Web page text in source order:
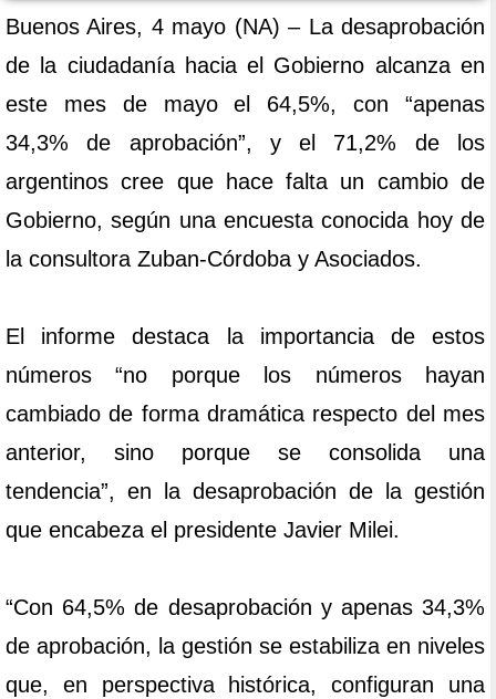
Buenos Aires, 4 mayo (NA) – La desaprobación
de la ciudadanía hacia el Gobierno alcanza en
este mes de mayo el 64,5%, con “apenas
34,3% de aprobación”, y el 71,2% de los
argentinos cree que hace falta un cambio de
Gobierno, según una encuesta conocida hoy de
la consultora Zuban-Córdoba y Asociados.
El informe destaca la importancia de estos
números “no porque los números hayan
cambiado de forma dramática respecto del mes
anterior, sino porque se consolida una
tendencia”, en la desaprobación de la gestión
que encabeza el presidente Javier Milei.
“Con 64,5% de desaprobación y apenas 34,3%
de aprobación, la gestión se estabiliza en niveles
que, en perspectiva histórica, configuran una